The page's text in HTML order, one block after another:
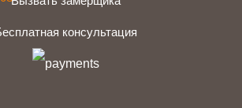
консультация